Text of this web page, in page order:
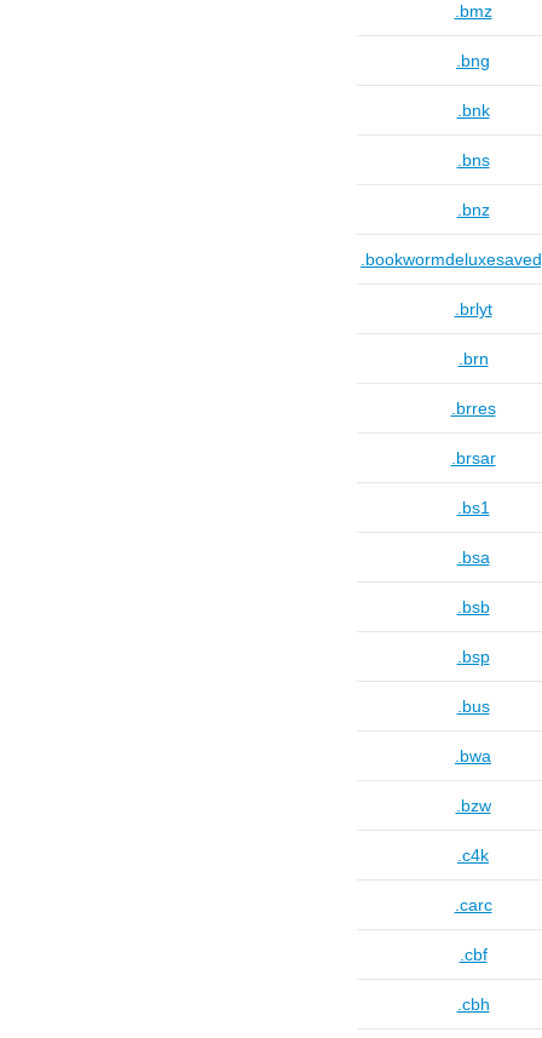
.bmz
.bng
.bnk
.bns
.bnz
.brlyt
.brn
.brres
.brsar
.bs1
.bsa
.bsb
.bsp
.bus
.bwa
.bzw
.c4k
.carc
.cbf
.cbh